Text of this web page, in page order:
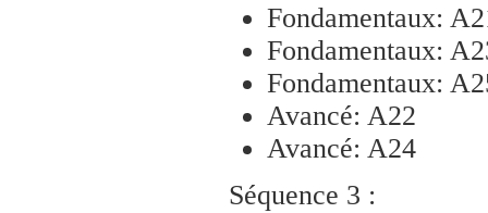
Fondamentaux:
Fondamentaux:
Fondamentaux:
Avancé: A22
Avancé: A24
Séquence 3 :